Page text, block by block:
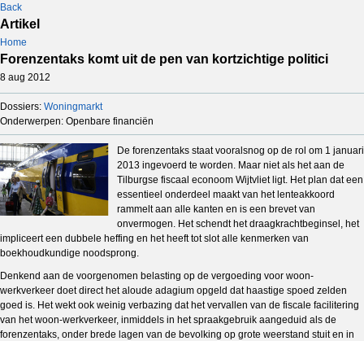
Back
Artikel
Home
Forenzentaks komt uit de pen van kortzichtige politici
8 aug 2012
Dossiers: Woningmarkt
Onderwerpen: Openbare financiën
De forenzentaks staat vooralsnog op de rol om 1 januari
2013 ingevoerd te worden. Maar niet als het aan de
Tilburgse fiscaal econoom Wijtvliet ligt. Het plan dat een
essentieel onderdeel maakt van het lenteakkoord
rammelt aan alle kanten en is een brevet van
onvermogen. Het schendt het draagkrachtbeginsel, het
impliceert een dubbele heffing en het heeft tot slot alle kenmerken van
boekhoudkundige noodsprong.
Denkend aan de voorgenomen belasting op de vergoeding voor woon-
werkverkeer doet direct het aloude adagium opgeld dat haastige spoed zelden
goed is. Het wekt ook weinig verbazing dat het vervallen van de fiscale facilitering
van het woon-werkverkeer, inmiddels in het spraakgebruik aangeduid als de
forenzentaks, onder brede lagen van de bevolking op grote weerstand stuit en in